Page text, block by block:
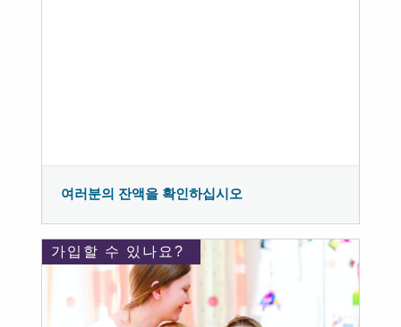
여러분의 잔액을 확인하십시오
가입할 수 있나요?